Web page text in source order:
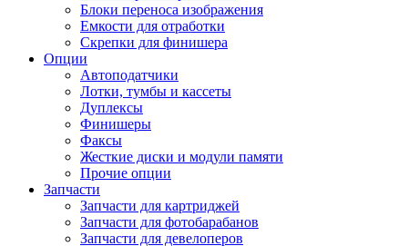
Блоки переноса изображения
Емкости для отработки
Скрепки для финишера
Опции
Автоподатчики
Лотки, тумбы и кассеты
Дуплексы
Финишеры
Факсы
Жесткие диски и модули памяти
Прочие опции
Запчасти
Запчасти для картриджей
Запчасти для фотобарабанов
Запчасти для девелоперов